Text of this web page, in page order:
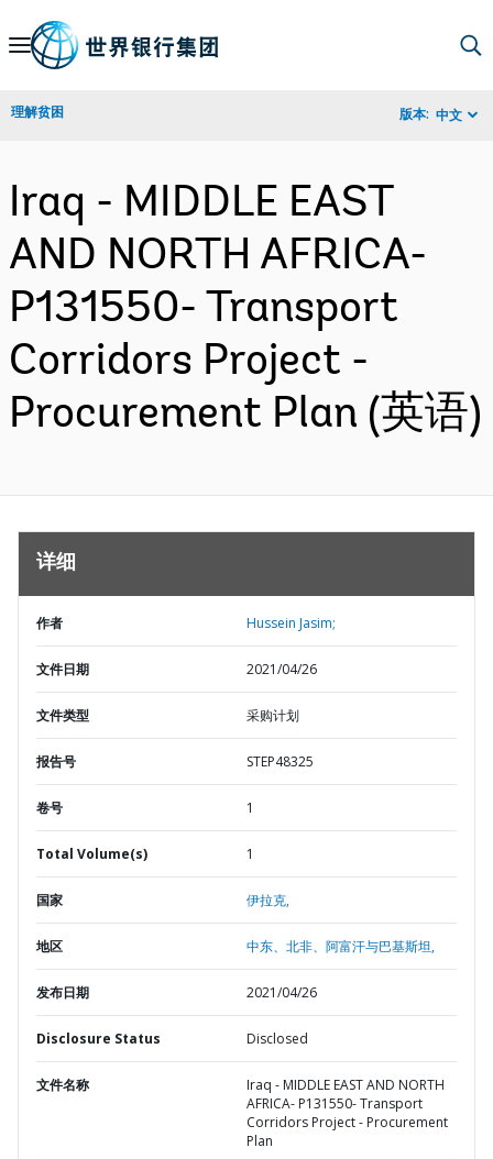
Skip
Navigation
理解贫困 版本: 中文
Iraq - MIDDLE EAST
AND NORTH AFRICA-
P131550- Transport
Corridors Project -
Procurement Plan (英语)
详细
作者 Hussein Jasim;
文件日期 2021/04/26
文件类型 采购计划
报告号 STEP48325
卷号 1
Total Volume(s) 1
国家 伊拉克,
地区 中东、北非、阿富汗与巴基斯坦,
发布日期 2021/04/26
Disclosure Status Disclosed
文件名称
Iraq - MIDDLE EAST AND NORTH
AFRICA- P131550- Transport
Corridors Project - Procurement
Plan